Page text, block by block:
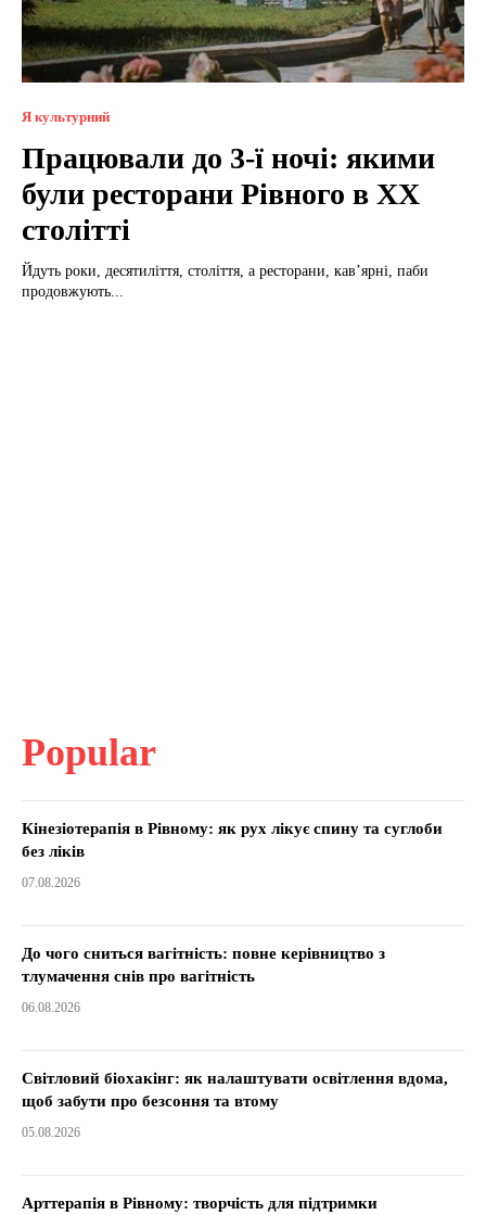
Я культурний
Працювали до 3-ї ночі: якими
були ресторани Рівного в XX
столітті
Йдуть роки, десятиліття, століття, а ресторани, кав’ярні, паби
продовжують...
Popular
Кінезіотерапія в Рівному: як рух лікує спину та суглоби
без ліків
07.08.2026
До чого сниться вагітність: повне керівництво з
тлумачення снів про вагітність
06.08.2026
Світловий біохакінг: як налаштувати освітлення вдома,
щоб забути про безсоння та втому
05.08.2026
Арттерапія в Рівному: творчість для підтримки